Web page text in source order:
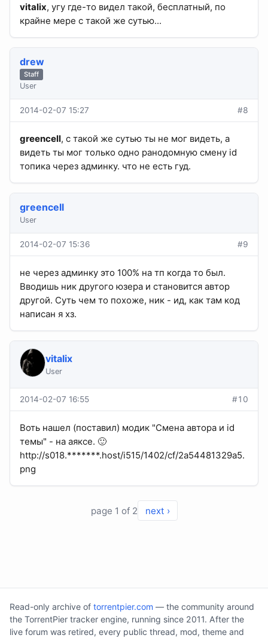
vitalix, угу где-то видел такой, бесплатный, по
крайне мере с такой же сутью...
drew
Staff
User
2014-02-07 15:27 #8
greencell, с такой же сутью ты не мог видеть, а
видеть ты мог только одно ранодомную смену id
топика через админку. что не есть гуд.
greencell
User
2014-02-07 15:36 #9
не через админку это 100% на тп когда то был.
Вводишь ник другого юзера и становится автор
другой. Суть чем то похоже, ник - ид, как там код
написан я хз.
vitalix
User
2014-02-07 16:55 #10
Воть нашел (поставил) модик "Смена автора и id
темы" - на аяксе. 🙂
http://s018.*******.host/i515/1402/cf/2a54481329a5.
png
page 1 of 2 next ›
Read-only archive of torrentpier.com — the community around
the TorrentPier tracker engine, running since 2011. After the
live forum was retired, every public thread, mod, theme and